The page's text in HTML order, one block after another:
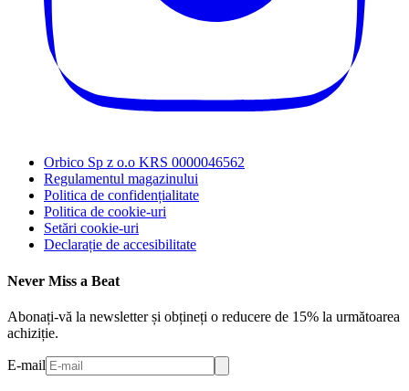
Orbico Sp z o.o KRS 0000046562
Regulamentul magazinului
Politica de confidențialitate
Politica de cookie-uri
Setări cookie-uri
Declarație de accesibilitate
Never Miss a Beat
Abonați-vă la newsletter și obțineți o reducere de 15% la următoarea
achiziție.
E-mail